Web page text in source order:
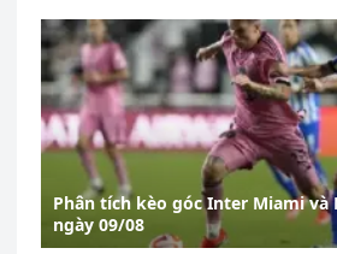
Phân tích kèo góc Inter Miami và
ngày 09/08